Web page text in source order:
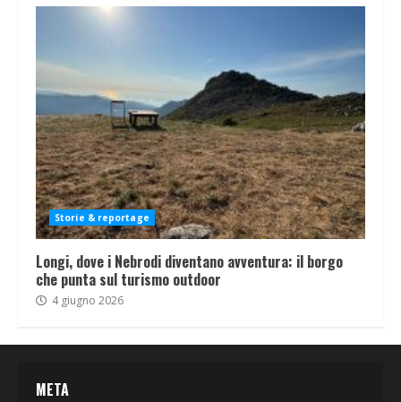
Storie & reportage
Longi, dove i Nebrodi diventano avventura: il borgo
che punta sul turismo outdoor
4 giugno 2026
META